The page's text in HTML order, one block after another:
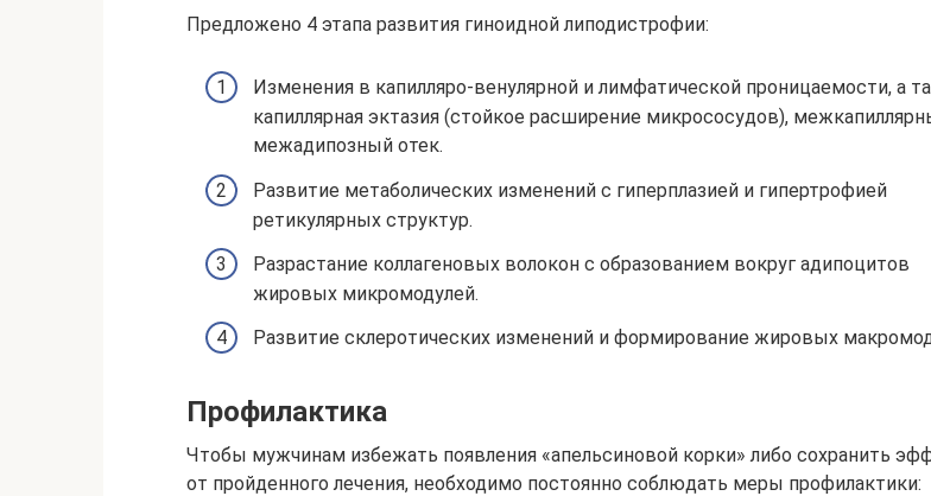
Предложено 4 этапа развития гиноидной липодистрофии:
Изменения в капилляро-венулярной и лимфатической проницаемости, а
капиллярная эктазия (стойкое расширение микрососудов),
межадипозный отек.
Развитие метаболических изменений с гиперплазией и гипертрофией
ретикулярных структур.
Разрастание коллагеновых волокон с образованием вокруг адипоцитов
жировых микромодулей.
Развитие склеротических изменений и формирование жировых
Профилактика
Чтобы мужчинам избежать появления «апельсиновой корки» либо сохранить
от пройденного лечения, необходимо постоянно соблюдать меры профилактики: